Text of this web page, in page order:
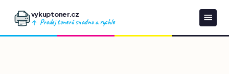
vykuptoner.cz
Prodej tonerů snadno a rychle